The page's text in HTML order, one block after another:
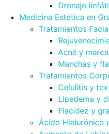
Drenaje
Medicina Estética en
Tratamientos
Acné y
Manchas y
Tratamientos
Celulitis y
Lipedema y
Flacidez y
Ácido Hialurónico